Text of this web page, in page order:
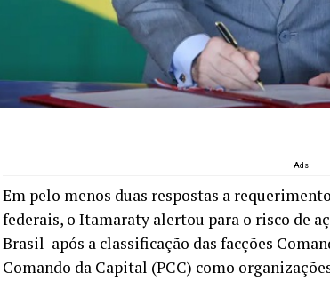
Ads
Em pelo menos duas respostas a
federais, o Itamaraty alertou para o risco de
Brasil após a classificação das facções
Comando da Capital (PCC) como